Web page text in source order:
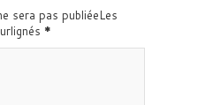
sera pas publiéeLes
*